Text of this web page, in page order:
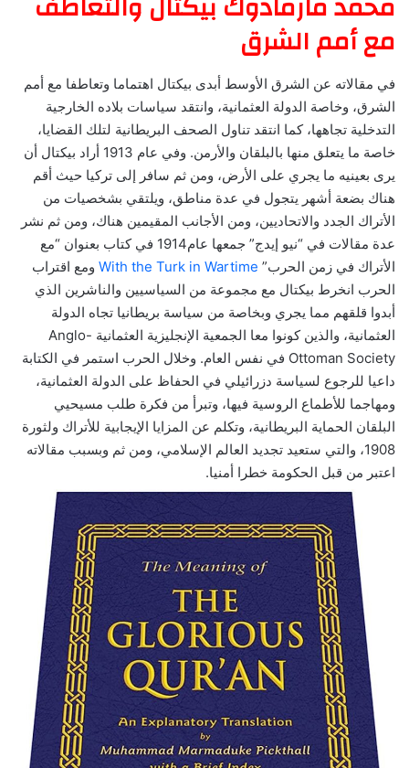
مع أمم الشرق
في مقالاته عن الشرق الأوسط أبدى بيكتال اهتماما وتعاطفا مع أمم
الشرق، وخاصة الدولة العثمانية، وانتقد سياسات بلاده الخارجية
التدخلية تجاهها، كما انتقد تناول الصحف البريطانية لتلك القضايا،
خاصة ما يتعلق منها بالبلقان والأرمن. وفي عام 1913 أراد بيكتال أن
يرى بعينيه ما يجري على الأرض، ومن ثم سافر إلى تركيا حيث أقم
هناك بضعة أشهر يتجول في عدة مناطق، ويلتقي بشخصيات من
الأتراك الجدد والاتحاديين، ومن الأجانب المقيمين هناك، ومن ثم نشر
عدة مقالات في “نيو إيدج” جمعها عام1914 في كتاب بعنوان “مع
الأتراك في زمن الحرب” With the Turk in Wartime ومع اقتراب
الحرب انخرط بيكتال مع مجموعة من السياسيين والناشرين الذي
أبدوا قلقهم مما يجري وبخاصة من سياسة بريطانيا تجاه الدولة
العثمانية، والذين كونوا معا الجمعية الإنجليزية العثمانية Anglo-
Ottoman Society في نفس العام. وخلال الحرب استمر في الكتابة
داعيا للرجوع لسياسة دزرائيلي في الحفاظ على الدولة العثمانية،
ومهاجما للأطماع الروسية فيها، وتبرأ من فكرة طلب مسيحيي
البلقان الحماية البريطانية، وتكلم عن المزايا الإيجابية للأتراك ولثورة
1908، والتي ستعيد تجديد العالم الإسلامي، ومن ثم وبسبب مقالاته
اعتبر من قبل الحكومة خطرا أمنيا.